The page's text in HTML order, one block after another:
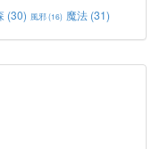
(30) 風邪(16) 魔法 (31)